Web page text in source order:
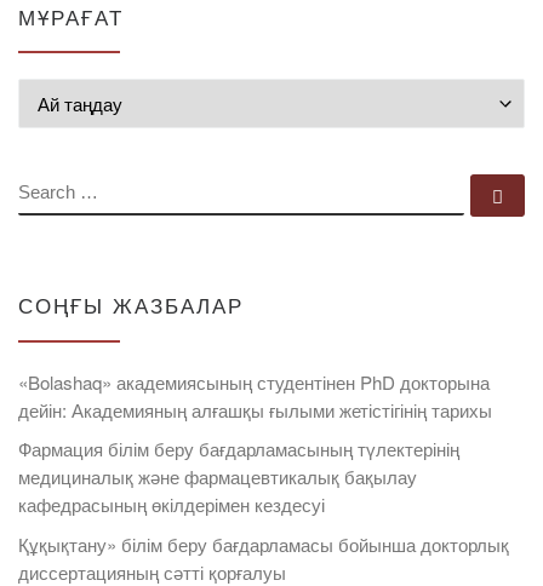
МҰРАҒАТ
SEARCH
СОҢҒЫ ЖАЗБАЛАР
«Bolashaq» академиясының студентінен PhD докторына
дейін: Академияның алғашқы ғылыми жетістігінің тарихы
Фармация білім беру бағдарламасының түлектерінің
медициналық және фармацевтикалық бақылау
кафедрасының өкілдерімен кездесуі
Құқықтану» білім беру бағдарламасы бойынша докторлық
диссертацияның сәтті қорғалуы